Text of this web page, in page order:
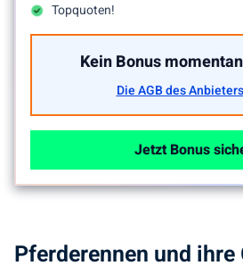
Topquoten!
Kein Bonus
Die AGB des
Jetzt Bonus
Pferderennen und